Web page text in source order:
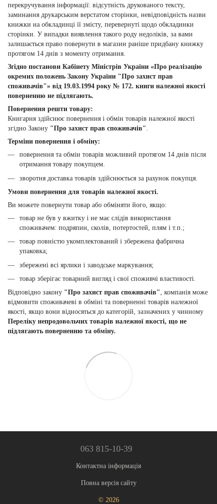
перекручування інформації: відсутність друкованого тексту,
заминання друкарським верстатом сторінки, невідповідність назви
книжки на обкладинці її змісту, перевернуті щодо обкладинки
сторінки. У випадки виявлення такого роду недоліків, за вами
залишається право повернути в магазин раніше придбану книжку
протягом 14 днів з моменту отримання.
Згідно постанови Кабінету Міністрів України «Про реалізацію
окремих положень Закону України "Про захист прав
споживачів"» від 19.03.1994 року № 172. книги належної якості
поверненню не підлягають.
Повернення решти товару:
Книгарня здійснює повернення і обмін товарів належної якості
згідно Закону "Про захист прав споживачів".
Терміни повернення і обміну:
повернення та обмін товарів можливий протягом 14 днів після
отримання товару покупцем.
зворотня доставка товарів здійснюється за рахунок покупця.
Умови повернення для товарів належної якості.
Ви можете повернути товар або обміняти його, якщо:
товар не був у вжитку і не має слідів використання
споживачем: подряпин, сколів, потертостей, плям і т.п.;
товар повністю укомплектований і збережена фабрична
упаковка;
збережені всі ярлики і заводське маркування;
товар зберігає товарний вигляд і свої споживчі властивості.
Відповідно закону "Про захист прав споживачів", компанія може
відмовити споживачеві в обміні та поверненні товарів належної
якості, якщо вони відносяться до категорій, зазначених у чинному
Переліку непродовольчих товарів належної якості, що не
підлягають поверненню та обміну.
063 815-10-39
Контактна інформація
Повна версія сайту
© 2026